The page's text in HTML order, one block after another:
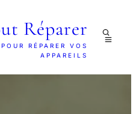
Réparer
RÉPARER VOS
APPAREILS